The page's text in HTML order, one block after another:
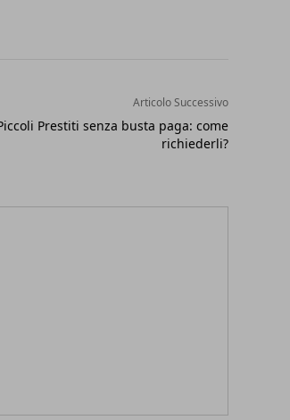
Articolo Successivo
Prestiti senza busta paga: come
richiederli?